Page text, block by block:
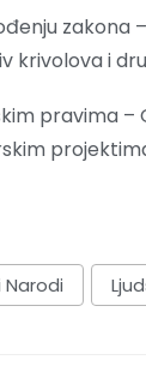
zakona
krivolova i
pravima